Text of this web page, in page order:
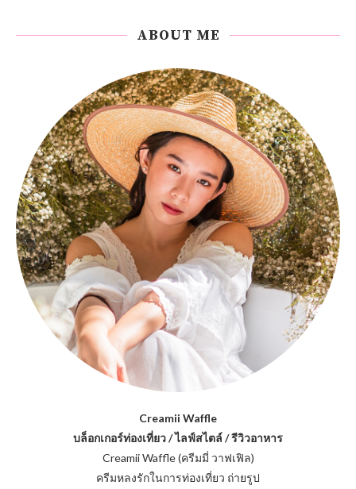
ABOUT ME
Creamii Waffle
บล็อกเกอร์ท่องเที่ยว / ไลฟ์สไตล์ / รีวิวอาหาร
Creamii Waffle (ครีมมี่ วาฟเฟิล)
ครีมหลงรักในการท่องเที่ยว ถ่ายรูป